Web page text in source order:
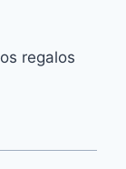
regalos